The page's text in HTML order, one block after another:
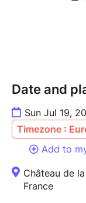
Date and
Sun Jul 19,
Timezone :
Add to
Château de
France